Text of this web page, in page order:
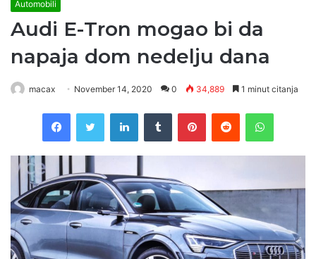
Automobili
Audi E-Tron mogao bi da
napaja dom nedelju dana
macax November 14, 2020 0 34,889 1 minut citanja
FacebookTwitter LinkedInTumblr PinterestReddit